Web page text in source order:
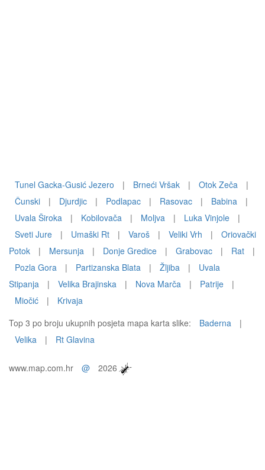
Tunel Gacka-Gusić Jezero | Brneći Vršak | Otok Zeča
|
Čunski
| Djurdjic | Podlapac | Rasovac | Babina
|
Uvala Široka
| Kobilovača | Moljva | Luka Vinjole
|
Sveti Jure
| Umaški Rt | Varoš | Veliki Vrh |
Oriovački
Potok
| Mersunja | Donje Gredice | Grabovac | Rat
|
Pozla Gora
| Partizanska Blata | Žljiba |
Uvala
Stipanja
| Velika Brajinska | Nova Marča | Patrije
|
Miočić
|
Krivaja
Top 3 po broju ukupnih posjeta mapa karta slike:
Baderna
|
Velika
| Rt Glavina
www.map.com.hr @ 2026